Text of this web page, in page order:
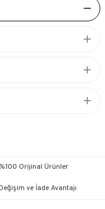
%100 Orijinal Ürünler
Değişim ve İade Avantajı